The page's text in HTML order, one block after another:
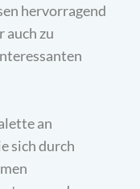
hervorragend
auch zu
an
sich durch